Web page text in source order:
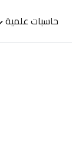
حاسبات علمية